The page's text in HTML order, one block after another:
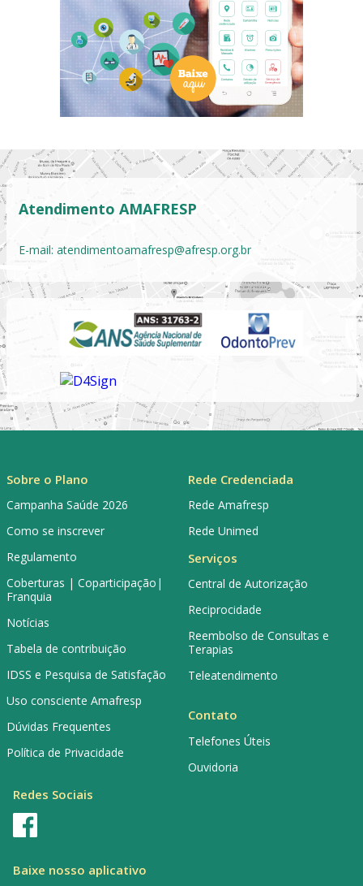
Atendimento AMAFRESP
E-mail: atendimentoamafresp@afresp.org.br
Sobre o Plano
Campanha Saúde 2026
Como se inscrever
Regulamento
Coberturas | Coparticipação|
Franquia
Notícias
Tabela de contribuição
IDSS e Pesquisa de Satisfação
Uso consciente Amafresp
Dúvidas Frequentes
Política de Privacidade
Rede Credenciada
Rede Amafresp
Rede Unimed
Serviços
Central de Autorização
Reciprocidade
Reembolso de Consultas e
Terapias
Teleatendimento
Contato
Telefones Úteis
Ouvidoria
Redes Sociais
Baixe nosso aplicativo